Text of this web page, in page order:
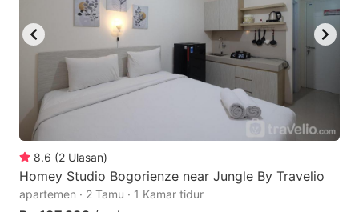
8.6 (2 Ulasan)
Homey Studio Bogorienze near Jungle By Travelio
apartemen · 2 Tamu · 1 Kamar tidur